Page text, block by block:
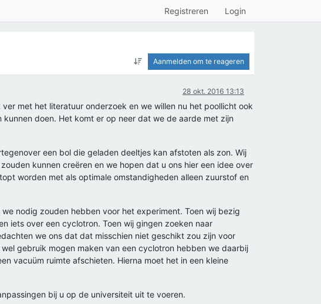
Registreren Login
Aanmelden om te reageren
28 okt. 2016 13:13
met het literatuur onderzoek en we willen nu het poollicht ook
doen. Het komt er op neer dat we de aarde met zijn
een bol die geladen deeltjes kan afstoten als zon. Wij
kunnen creëren en we hopen dat u ons hier een idee over
worden met als optimale omstandigheden alleen zuurstof en
nodig zouden hebben voor het experiment. Toen wij bezig
iets over een cyclotron. Toen wij gingen zoeken naar
we ons dat dat misschien niet geschikt zou zijn voor
gebruik mogen maken van een cyclotron hebben we daarbij
vacuüm ruimte afschieten. Hierna moet het in een kleine
bij u op de universiteit uit te voeren.